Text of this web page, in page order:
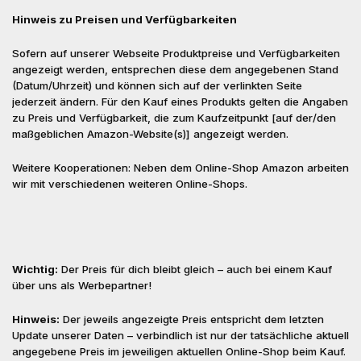
Hinweis zu Preisen und Verfügbarkeiten
Sofern auf unserer Webseite Produktpreise und Verfügbarkeiten
angezeigt werden, entsprechen diese dem angegebenen Stand
(Datum/Uhrzeit) und können sich auf der verlinkten Seite
jederzeit ändern. Für den Kauf eines Produkts gelten die Angaben
zu Preis und Verfügbarkeit, die zum Kaufzeitpunkt [auf der/den
maßgeblichen Amazon-Website(s)] angezeigt werden.
Weitere Kooperationen: Neben dem Online-Shop Amazon arbeiten
wir mit verschiedenen weiteren Online-Shops.
Wichtig: Der Preis für dich bleibt gleich – auch bei einem Kauf
über uns als Werbepartner!
Hinweis: Der jeweils angezeigte Preis entspricht dem letzten
Update unserer Daten – verbindlich ist nur der tatsächliche aktuell
angegebene Preis im jeweiligen aktuellen Online-Shop beim Kauf.